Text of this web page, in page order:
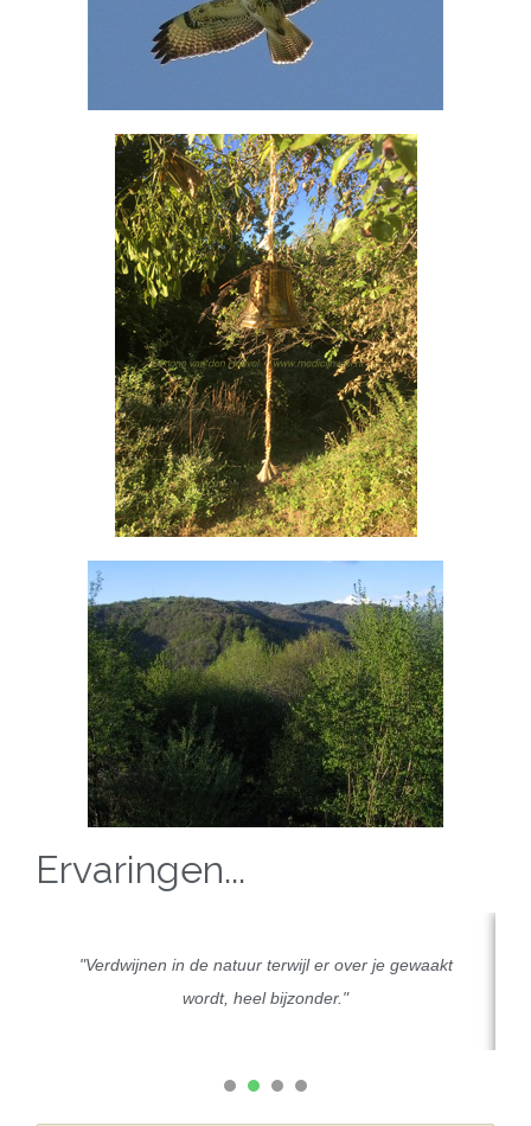
Ervaringen...
"Verdwijnen in de natuur terwijl er over je gewaakt
wordt, heel bijzonder."